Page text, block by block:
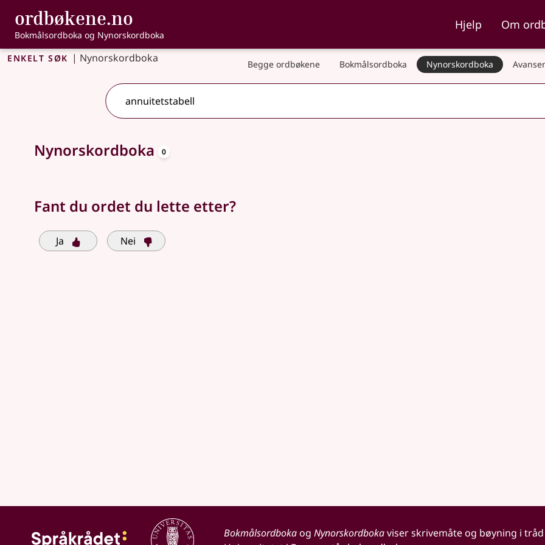
Gå til hovedinnhold
Tilgjengelighet
ordbøkene.no , Bokmålsordboka og Nynorskordboka
Bokmålsordboka og Nynorskordboka
Hjelp Om
Enkelt søk | Nynorskordboka Begge ordbøkene Bokmålsordboka Nynorskordboka
Søkeforslag tilgjengelige
Nynorskordboka 0
Fant du ordet du lette etter?
Ja Nei
Bokmålsordbokaog Nynorskordbokaviser skrivemåte og bøyning i